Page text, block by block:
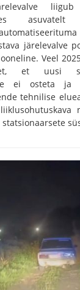
liigub
asuvatelt
järelevalve
Veel
et uusi
ei osteta ja
tehnilise